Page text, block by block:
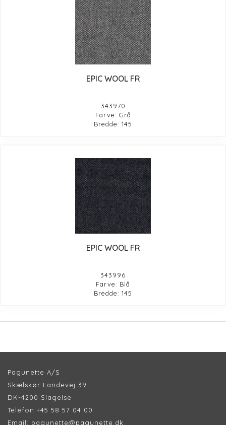
EPIC WOOL FR
343970
Farve: Grå
Bredde: 145
EPIC WOOL FR
343996
Farve: Blå
Bredde: 145
Pagunette A/S
Skælskør Landevej 39
DK-4200 Slagelse
Telefon:+45 58 57 04 00
Email: pagunette@pagunette.dk